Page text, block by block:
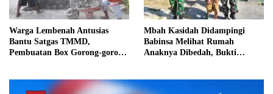
Warga Lembenah Antusias
Bantu Satgas TMMD,
Pembuatan Box Gorong-gorong
Mbah Kasidah Didampingi
Babinsa Melihat Rumah
Anaknya Dibedah, Bukti